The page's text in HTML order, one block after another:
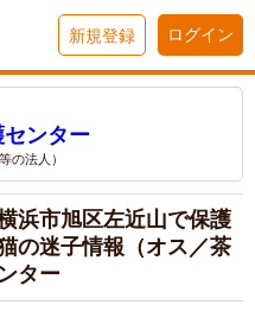
新規登録 ログイン
ンター
の法人）
浜市旭区左近山で保護
の迷子情報（オス／茶
ター